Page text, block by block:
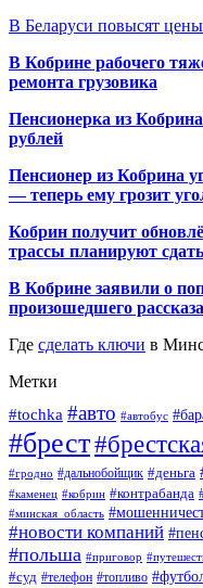
В Беларуси повысят
В Кобрине рабочего
ремонта грузовика
Пенсионерка из
рублей
Пенсионер из Кобрина
— теперь ему грозит
Кобрин получит
трассы планируют
В Кобрине заявили о
произошедшего
Где сделать ключи в
Метки
#tochka #авто #автобус
#брест
#гродно #дальнобойщик #деньга
#каменец #кобрин #контрабанда
#минская_область
#новости компаний
#польша #приговор
#суд #телефон #топливо